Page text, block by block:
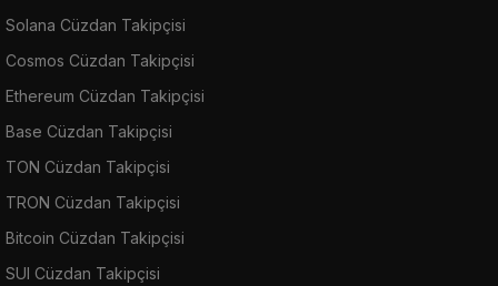
Solana Cüzdan Takipçisi
Cosmos Cüzdan Takipçisi
Ethereum Cüzdan Takipçisi
Base Cüzdan Takipçisi
TON Cüzdan Takipçisi
TRON Cüzdan Takipçisi
Bitcoin Cüzdan Takipçisi
SUI Cüzdan Takipçisi